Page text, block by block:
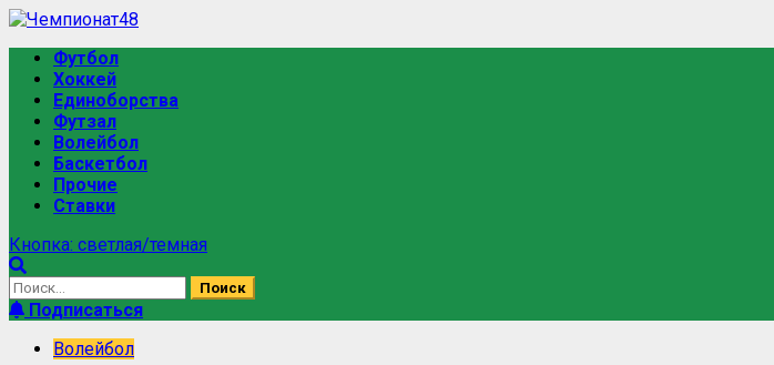
Футбол
Хоккей
Единоборства
Футзал
Волейбол
Баскетбол
Прочие
Ставки
Кнопка: светлая/темная
Подписаться
Волейбол